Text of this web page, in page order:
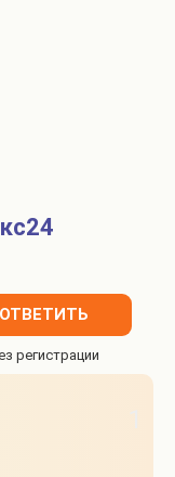
ОТВЕТИТЬ